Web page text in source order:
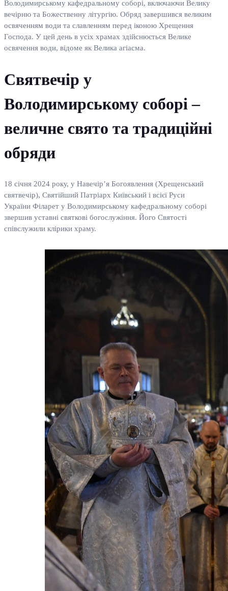
Володимирському кафедральному соборі, включаючи Велику
вечірню та Божественну літургію. Обряд завершився великим
освяченням води та славленням перед іконою Хрещення
Господа. У цей день в усіх храмах здійснюється Велике
освячення води, відоме як Велика агіасма.
Святвечір у
Володимирському соборі –
величне свято та традиційні
обряди
18 січня 2024 року, у Навечір’я Богоявлення (Хрещенський
святвечір), Святійший Патріарх Київський і всієї Руси
України Філарет у Володимирському кафедральному соборі
звершив уставні святкові богослужіння. Його Святості
співслужили клірики храму.